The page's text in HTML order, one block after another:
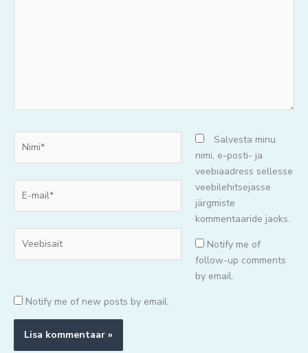
mail*
Salvesta minu
nimi, e-posti- ja
veebiaadress sellesse
veebilehitsejasse
järgmiste
kommentaaride jaoks.
Notify me of
follow-up comments
by email.
Notify me of new posts by email.